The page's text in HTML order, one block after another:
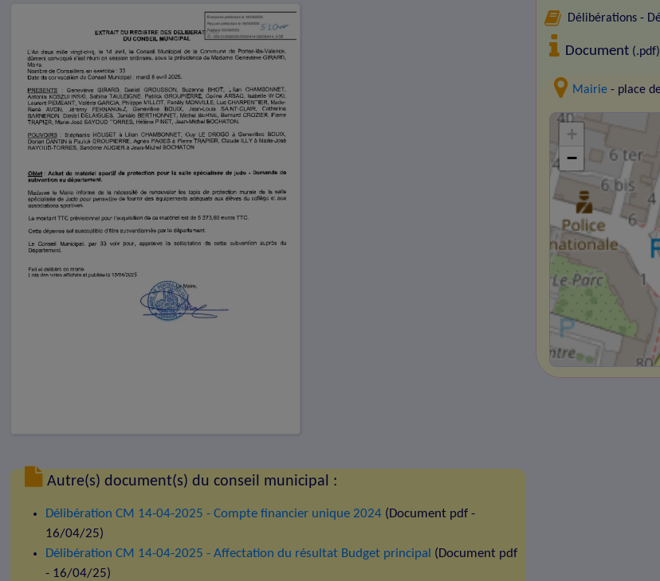
Autre(s) document(s) du conseil municipal :
Délibération CM 14-04-2025 - Compte financier unique 2024(Document pdf -
16/04/25)
Délibération CM 14-04-2025 - Affectation du résultat Budget principal (Document pdf
- 16/04/25)
Délibérations -
Document
Mairie - place
+
−